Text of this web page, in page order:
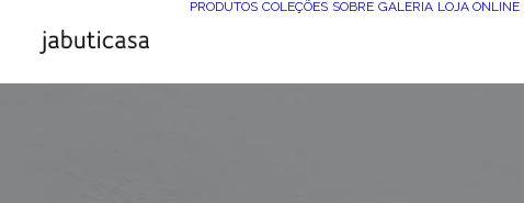
PRODUTOS COLEÇÕES SOBRE GALERIA LOJA ONLINE